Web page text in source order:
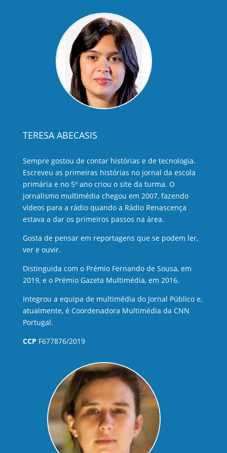
TERESA ABECASIS
Sempre gostou de contar histórias e de tecnologia.
Escreveu as primeiras histórias no jornal da escola
primária e no 5º ano criou o site da turma. O
jornalismo multimédia chegou em 2007, fazendo
vídeos para a rádio quando a Rádio Renascença
estava a dar os primeiros passos na área.
Gosta de pensar em reportagens que se podem ler,
ver e ouvir.
Distinguida com o Prémio Fernando de Sousa, em
2019, e o Prémio Gazeta Multimédia, em 2016.
Integrou a equipa de multimédia do Jornal Público e,
atualmente, é Coordenadora Multimédia da CNN
Portugal.
CCP F677876/2019